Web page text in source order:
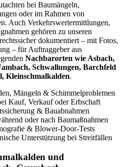
bei Baumängeln,
oder im Rahmen von
Auch Verkehrswertermittlungen,
gehören zu unseren
dokumentiert – mit Fotos,
– für Auftraggeber aus
Nachbarorten wie Asbach,
Schwallungen, Barchfeld
Kleinschmalkalden.
Mängeln & Schimmelproblemen
Kauf, Verkauf oder Erbschaft
& Bauabnahmen
oder nach Baumaßnahmen
& Blower-Door-Tests
Unterstützung bei Streitfällen
und